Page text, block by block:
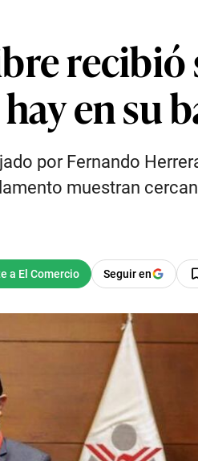
recibió
en su
por Fernando
muestran
Seguir en